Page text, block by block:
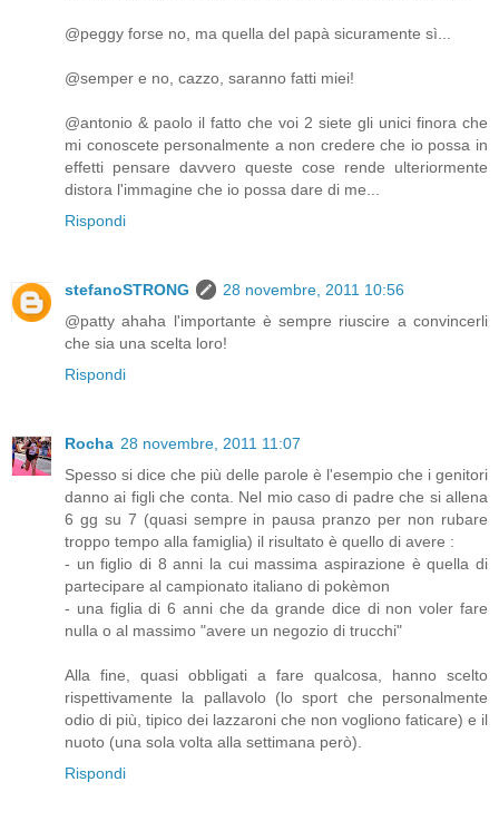
@peggy forse no, ma quella del papà sicuramente sì...
@semper e no, cazzo, saranno fatti miei!
@antonio & paolo il fatto che voi 2 siete gli unici finora che
mi conoscete personalmente a non credere che io possa in
effetti pensare davvero queste cose rende ulteriormente
distora l'immagine che io possa dare di me...
Rispondi
stefanoSTRONG
28 novembre, 2011 10:56
@patty ahaha l'importante è sempre riuscire a convincerli
che sia una scelta loro!
Rispondi
Rocha 28 novembre, 2011 11:07
Spesso si dice che più delle parole è l'esempio che i genitori
danno ai figli che conta. Nel mio caso di padre che si allena
6 gg su 7 (quasi sempre in pausa pranzo per non rubare
troppo tempo alla famiglia) il risultato è quello di avere :
- un figlio di 8 anni la cui massima aspirazione è quella di
partecipare al campionato italiano di pokèmon
- una figlia di 6 anni che da grande dice di non voler fare
nulla o al massimo "avere un negozio di trucchi"
Alla fine, quasi obbligati a fare qualcosa, hanno scelto
rispettivamente la pallavolo (lo sport che personalmente
odio di più, tipico dei lazzaroni che non vogliono faticare) e il
nuoto (una sola volta alla settimana però).
Rispondi